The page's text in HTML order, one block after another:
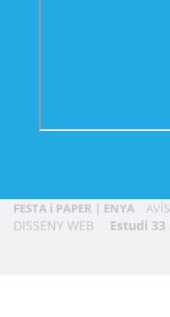
FESTA i PAPER | ENYA
DISSENY WEB Estudi 33